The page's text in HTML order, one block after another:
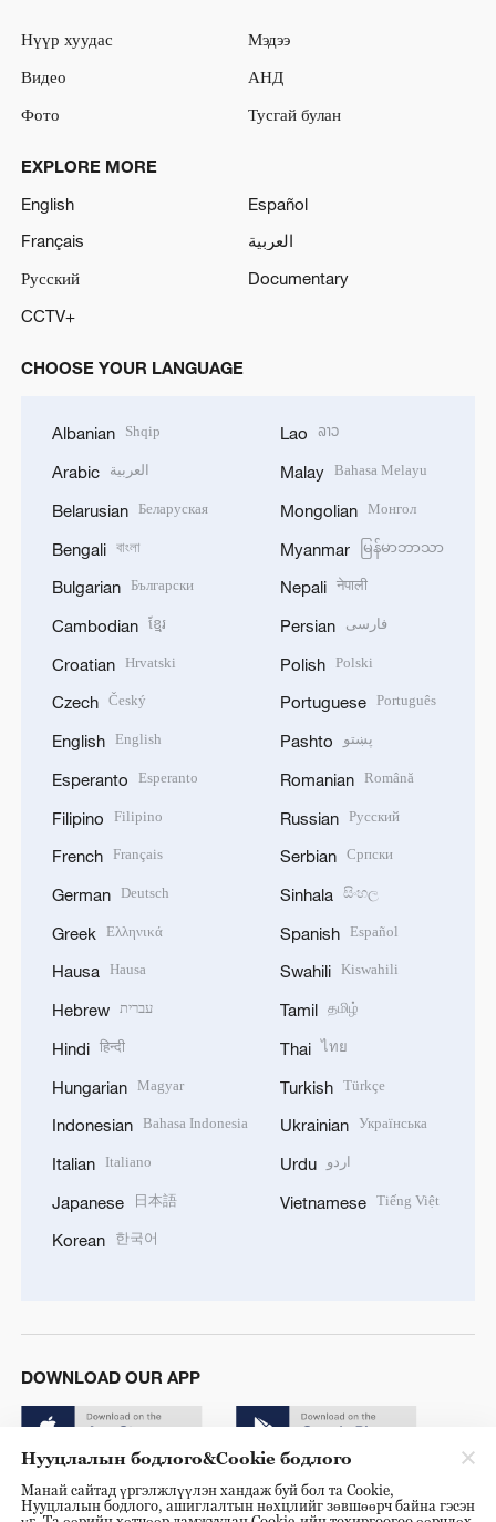
Нүүр хуудас
Мэдээ
Видео
АНД
Фото
Тусгай булан
EXPLORE MORE
English
Español
Français
العربية
Русский
Documentary
CCTV+
CHOOSE YOUR LANGUAGE
Albanian Shqip
Arabic العربية
Belarusian Беларуская
Bengali বাংলা
Bulgarian Български
Cambodian ខ្មែរ
Croatian Hrvatski
Czech Český
English English
Esperanto Esperanto
Filipino Filipino
French Français
German Deutsch
Greek Ελληνικά
Hausa Hausa
Hebrew עברית
Hindi हिन्दी
Hungarian Magyar
Indonesian Bahasa Indonesia
Italian Italiano
Japanese 日本語
Korean 한국어
Lao ລາວ
Malay Bahasa Melayu
Mongolian Монгол
Myanmar မြန်မာဘာသာ
Nepali नेपाली
Persian فارسی
Polish Polski
Portuguese Português
Pashto پښتو
Romanian Română
Russian Русский
Serbian Српски
Sinhala සිංහල
Spanish Español
Swahili Kiswahili
Tamil தமிழ்
Thai ไทย
Turkish Türkçe
Ukrainian Українська
Urdu اردو
Vietnamese Tiếng Việt
DOWNLOAD OUR APP
Нууцлалын бодлого&Cookie бодлого
Манай сайтад үргэлжлүүлэн хандаж буй бол та Cookie,
Нууцлалын бодлого, ашиглалтын нөхцлийг зөвшөөрч байна гэсэн